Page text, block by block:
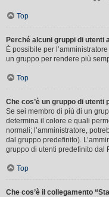
Top
Perché alcuni gruppi di utenti
È possibile per
un gruppo per rendere più
Top
Che cos’è un gruppo di utenti
Se sei membro di più di un
determina il colore e quali
normali; l’amministratore,
dal gruppo predefinito).
gruppo di utenti predefinito dal
Top
Che cos’è il collegamento